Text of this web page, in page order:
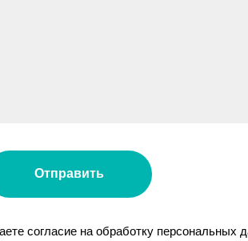
Отправить
согласие на обработку персональных